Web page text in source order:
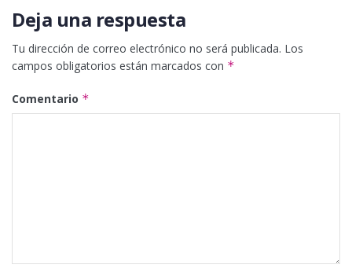
Deja una respuesta
Tu dirección de correo electrónico no será publicada. Los
campos obligatorios están marcados con *
Comentario *